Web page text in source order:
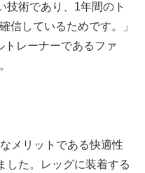
技術であり、1年間のト
信しているためです。」
トレーナーであるファ
メリットである快適性
した。レッグに装着する